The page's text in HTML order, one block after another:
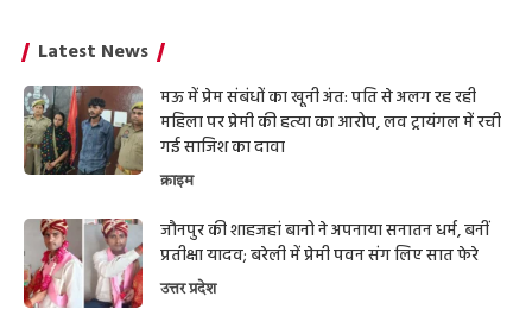
Latest News
मऊ में प्रेम संबंधों का खूनी अंत: पति से अलग रह रही
महिला पर प्रेमी की हत्या का आरोप, लव ट्रायंगल में रची
गई साजिश का दावा
क्राइम
जौनपुर की शाहजहां बानो ने अपनाया सनातन धर्म, बनीं
प्रतीक्षा यादव; बरेली में प्रेमी पवन संग लिए सात फेरे
उत्तर प्रदेश